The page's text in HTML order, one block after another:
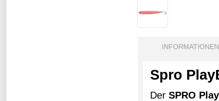
INFORMATIONEN
Spro
Der SPRO